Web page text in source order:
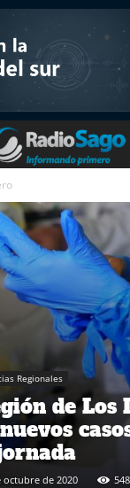
Regionales
de Los
octubre de 2020 548